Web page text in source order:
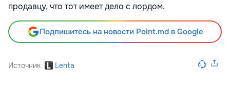
продавцу, что тот имеет дело с лордом.
Подпишитесь на новости Point.md в Google
Источник Lenta